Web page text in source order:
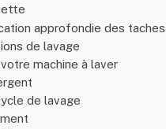
approfondie des
de lavage
machine à laver
de lavage